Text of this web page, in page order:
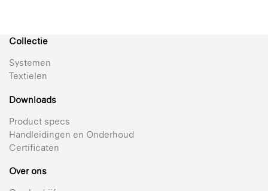
Collectie
Systemen
Textielen
Downloads
Product specs
Handleidingen en Onderhoud
Certificaten
Over ons